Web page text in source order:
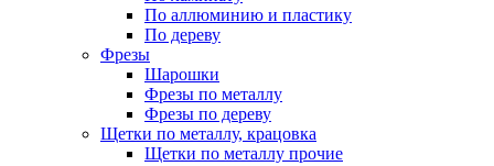
По аллюминию и пластику
По дереву
Фрезы
Шарошки
Фрезы по металлу
Фрезы по дереву
Щетки по металлу, крацовка
Щетки по металлу прочие